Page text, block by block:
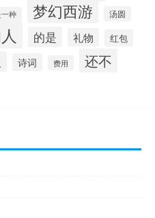
种 梦幻西游 汤圆
的是 礼物 红包
诗词 费用 还不